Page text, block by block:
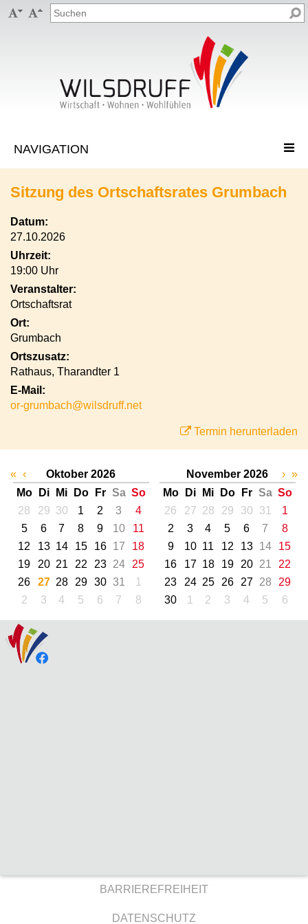
 
Sitzung des Ortschaftsrates Grumbach
Datum:
27.10.2026
Uhrzeit:
19:00 Uhr
Veranstalter:
Ortschaftsrat
Ort:
Grumbach
Ortszusatz:
Rathaus, Tharandter 1
E-Mail:
or-grumbach@wilsdruff.net
Termin herunterladen
« ‹
Oktober 2026
Mo
Di Mi Do Fr Sa So
28
29 30 1 2 3
4
5
6 7 8 9 10
11
12
13 14 15 16 17
18
19
20 21 22 23 24
25
26
27 28 29 30 31
1
2
3 4 5 6 7 8
November 2026
Mo
Di Mi Do Fr Sa So
26
27 28 29 30 31
1
2
3 4 5 6 7
8
9
10 11 12 13 14
15
16
17 18 19 20 21
22
23
24 25 26 27 28
29
30
1 2 3 4 5 6
› »
BARRIEREFREIHEIT
DATENSCHUTZ